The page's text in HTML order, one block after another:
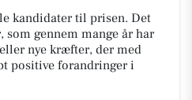
kandidater til prisen. Det
som gennem mange år har
nye kræfter, der med
positive forandringer i